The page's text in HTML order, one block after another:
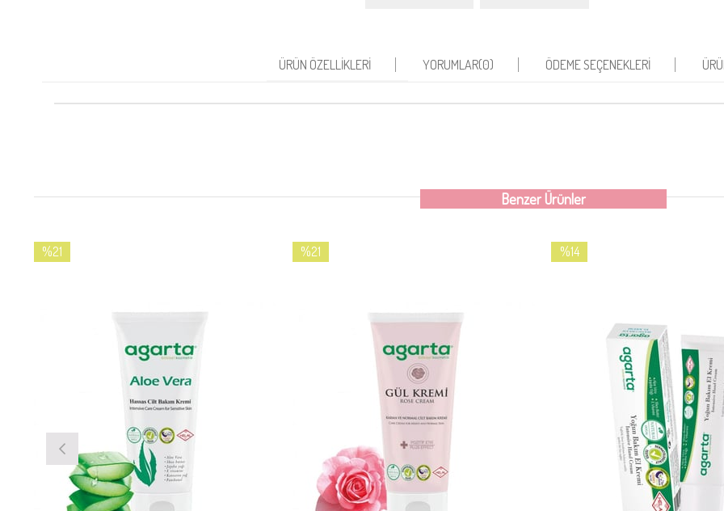
ÜRÜN ÖZELLIKLERI YORUMLAR(0) ÖDEME SEÇENEKLERI
Benzer Ürünler
%21
%21
%14